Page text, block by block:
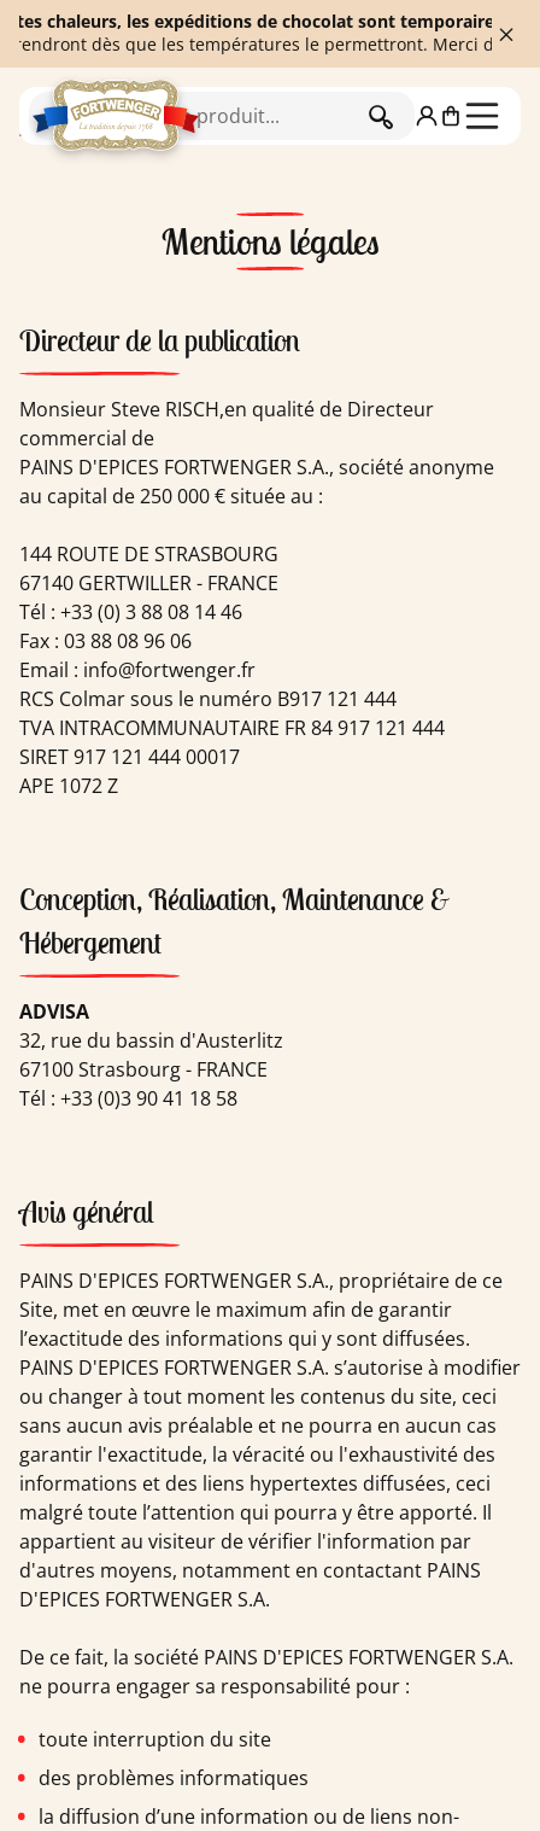
les expéditions de chocolat sont temporairement
dès que les températures le permettront. Merci de votre
RECHERCHER
Accueil Mentions légales
Mentions légales
Directeur de la publication
Monsieur Steve RISCH,en qualité de Directeur
commercial de
PAINS D'EPICES FORTWENGER S.A., société anonyme
au capital de 250 000 € située au :
144 ROUTE DE STRASBOURG
67140 GERTWILLER - FRANCE
Tél : +33 (0) 3 88 08 14 46
Fax : 03 88 08 96 06
Email : info@fortwenger.fr
RCS Colmar sous le numéro B917 121 444
TVA INTRACOMMUNAUTAIRE FR 84 917 121 444
SIRET 917 121 444 00017
APE 1072 Z
Conception, Réalisation, Maintenance &
Hébergement
ADVISA
32, rue du bassin d'Austerlitz
67100 Strasbourg - FRANCE
Tél : +33 (0)3 90 41 18 58
Avis général
PAINS D'EPICES FORTWENGER S.A., propriétaire de ce
Site, met en œuvre le maximum afin de garantir
l’exactitude des informations qui y sont diffusées.
PAINS D'EPICES FORTWENGER S.A. s’autorise à modifier
ou changer à tout moment les contenus du site, ceci
sans aucun avis préalable et ne pourra en aucun cas
garantir l'exactitude, la véracité ou l'exhaustivité des
informations et des liens hypertextes diffusées, ceci
malgré toute l’attention qui pourra y être apporté. Il
appartient au visiteur de vérifier l'information par
d'autres moyens, notamment en contactant PAINS
D'EPICES FORTWENGER S.A.
De ce fait, la société PAINS D'EPICES FORTWENGER S.A.
ne pourra engager sa responsabilité pour :
toute interruption du site
des problèmes informatiques
la diffusion d’une information ou de liens non-